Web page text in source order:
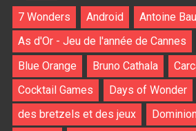
7 Wonders Android Antoine
As d'Or - Jeu de l'année de Cannes
Blue Orange
Bruno Cathala
Cocktail Games
Days of Wonder
des bretzels et des jeux
Dominion